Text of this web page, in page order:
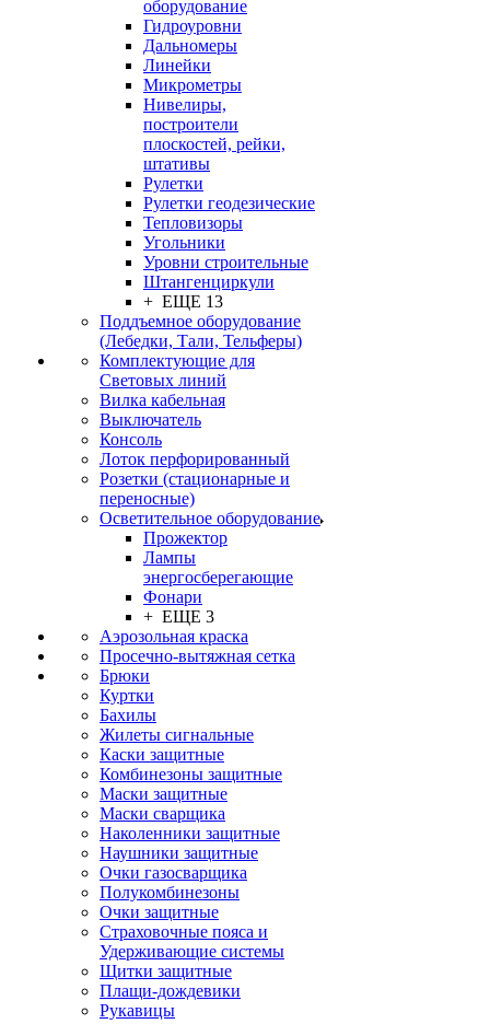
оборудование
Гидроуровни
Дальномеры
Линейки
Микрометры
Нивелиры,
построители
плоскостей, рейки,
штативы
Рулетки
Рулетки геодезические
Тепловизоры
Угольники
Уровни строительные
Штангенциркули
+ ЕЩЕ 13
Поддъемное оборудование
(Лебедки, Тали, Тельферы)
Комплектующие для
Световых линий
Вилка кабельная
Выключатель
Консоль
Лоток перфорированный
Розетки (стационарные и
переносные)
Осветительное оборудование
Прожектор
Лампы
энергосберегающие
Фонари
+ ЕЩЕ 3
Аэрозольная краска
Просечно-вытяжная сетка
Брюки
Куртки
Бахилы
Жилеты сигнальные
Каски защитные
Комбинезоны защитные
Маски защитные
Маски сварщика
Наколенники защитные
Наушники защитные
Очки газосварщика
Полукомбинезоны
Очки защитные
Страховочные пояса и
Удерживающие системы
Щитки защитные
Плащи-дождевики
Рукавицы